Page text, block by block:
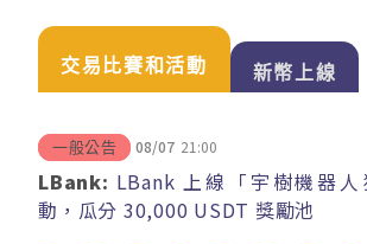
交易比賽和活動 新幣上線
一般公告 08/07 21:00
LBank: LBank 上線「宇樹機器
動，瓜分 30,000 USDT 獎勵池